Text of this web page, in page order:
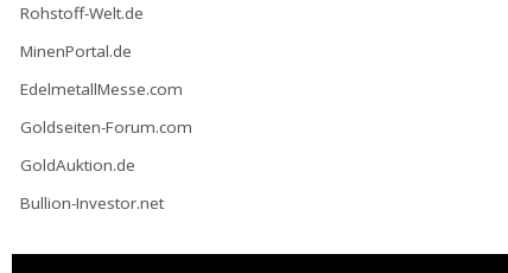
Rohstoff-Welt.de
MinenPortal.de
EdelmetallMesse.com
Goldseiten-Forum.com
GoldAuktion.de
Bullion-Investor.net